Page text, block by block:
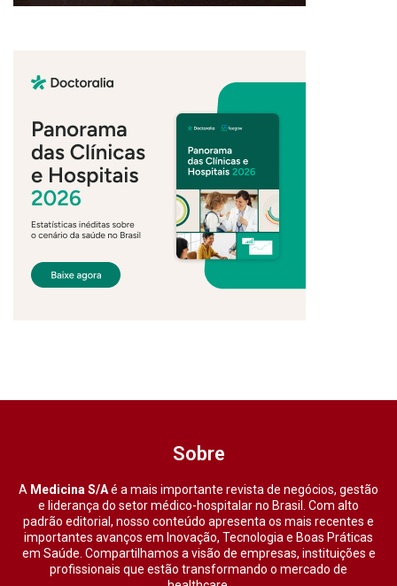
Sobre
A Medicina S/Aé a mais importante revista de negócios, gestão
e liderança do setor médico-hospitalar no Brasil. Com alto
padrão editorial, nosso conteúdo apresenta os mais recentes e
importantes avanços em Inovação, Tecnologia e Boas Práticas
em Saúde. Compartilhamos a visão de empresas, instituições e
profissionais que estão transformando o mercado de